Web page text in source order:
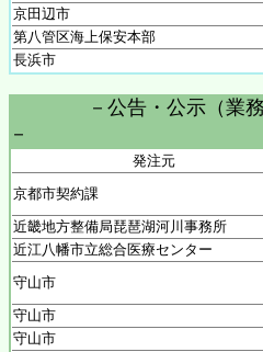
京田辺市
第八管区海上保安本部
長浜市
－公告・公示（業務
－
発注元
京都市契約課
近畿地方整備局琵琶湖河川事務所
近江八幡市立総合医療センター
守山市
守山市
守山市